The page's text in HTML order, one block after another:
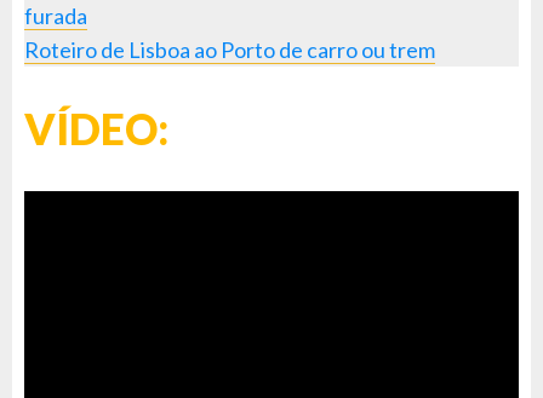
furada
Roteiro de Lisboa ao Porto de carro ou trem
VÍDEO: